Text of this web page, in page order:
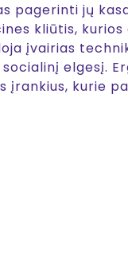
jų
kliūtis,
įvairias
elgesį.
kurie